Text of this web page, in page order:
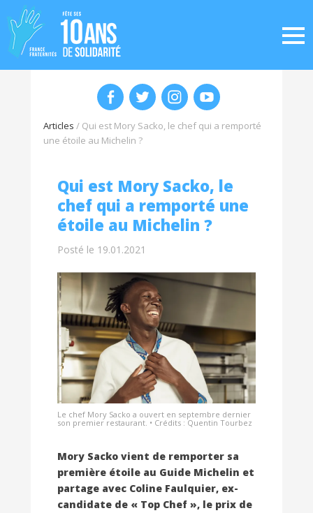
Articles / Qui est Mory Sacko, le chef qui a remporté
une étoile au Michelin ?
Qui est Mory Sacko, le
chef qui a remporté une
étoile au Michelin ?
Posté le 19.01.2021
Le chef Mory Sacko a ouvert en septembre dernier
son premier restaurant. • Crédits : Quentin Tourbez
Mory Sacko vient de remporter sa
première étoile au Guide Michelin et
partage avec Coline Faulquier, ex-
candidate de « Top Chef », le prix de